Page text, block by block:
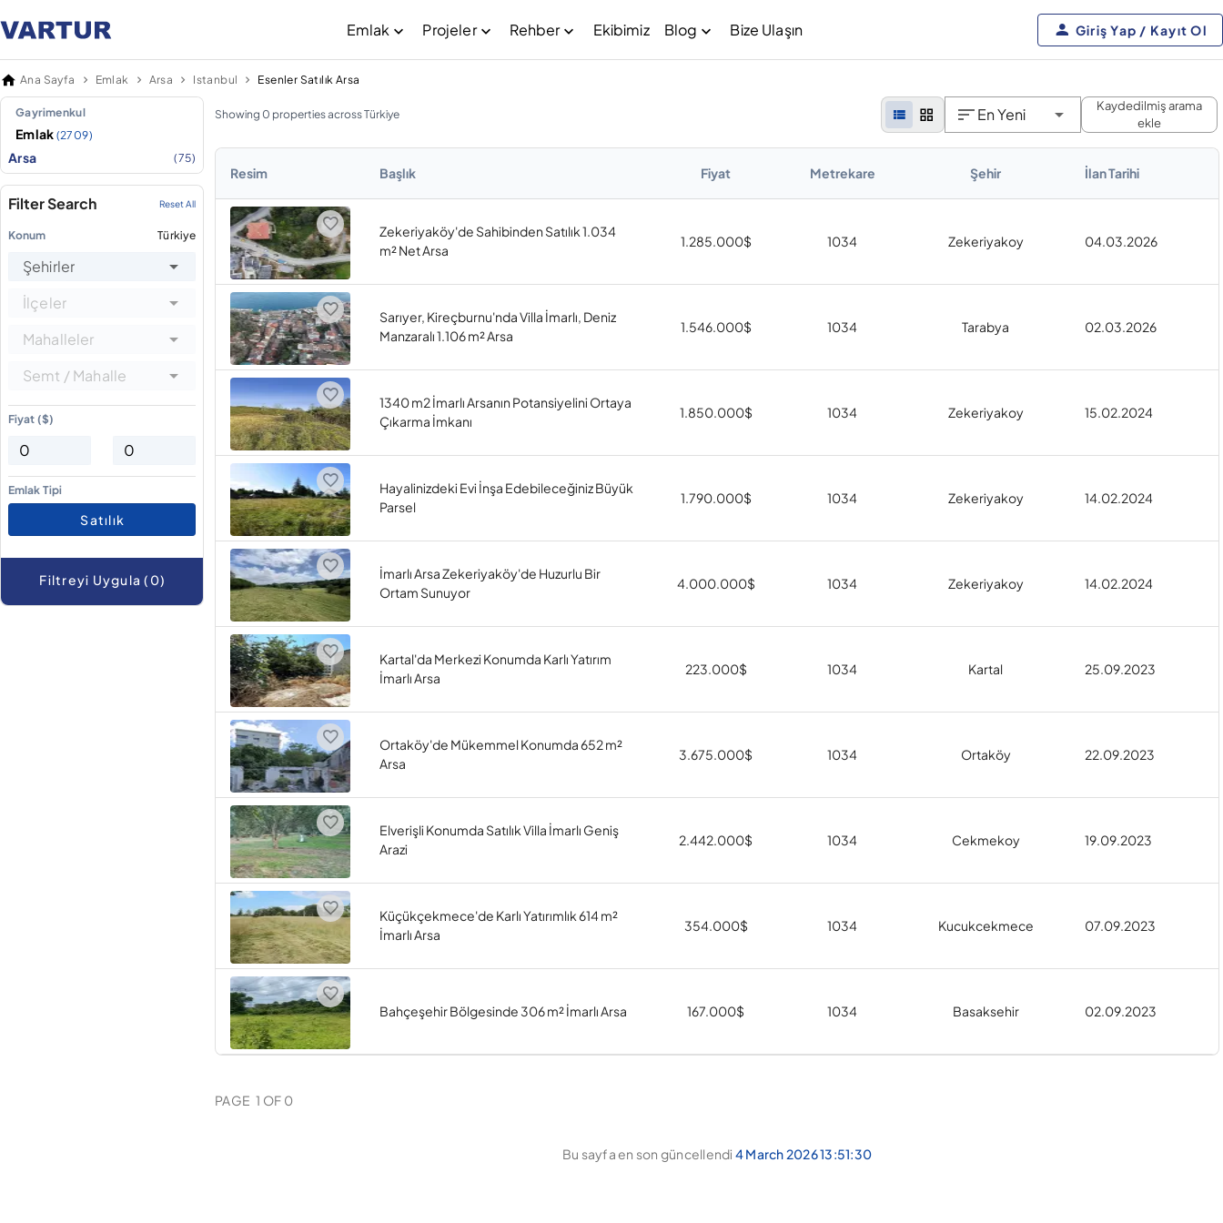
Emlak Projeler Rehber Ekibimiz Blog Bize Ulaşın Giriş Yap / Kayıt Ol
Ana Sayfa Emlak Arsa Istanbul Esenler Satılık Arsa
Gayrimenkul
Emlak (2709)
Arsa (75)
Filter Search Reset All
Konum Türkiye
Şehirler
İlçeler
Mahalleler
Semt / Mahalle
Fiyat ($)
Emlak Tipi
Satılık
Filtreyi Uygula (0)
Showing 0 properties across Türkiye En Yeni
Kaydedilmiş arama
ekle
Resim Başlık Fiyat Metrekare Şehir İlan Tarihi
Zekeriyaköy'de Sahibinden Satılık 1.034
m² Net Arsa
1.285.000$ 1034 Zekeriyakoy 04.03.2026
Sarıyer, Kireçburnu'nda Villa İmarlı, Deniz
Manzaralı 1.106 m² Arsa
1.546.000$ 1034 Tarabya 02.03.2026
1340 m2 İmarlı Arsanın Potansiyelini Ortaya
Çıkarma İmkanı
1.850.000$ 1034 Zekeriyakoy 15.02.2024
Hayalinizdeki Evi İnşa Edebileceğiniz Büyük
Parsel
1.790.000$ 1034 Zekeriyakoy 14.02.2024
İmarlı Arsa Zekeriyaköy'de Huzurlu Bir
Ortam Sunuyor
4.000.000$ 1034 Zekeriyakoy 14.02.2024
Kartal'da Merkezi Konumda Karlı Yatırım
İmarlı Arsa
223.000$ 1034 Kartal 25.09.2023
Ortaköy'de Mükemmel Konumda 652 m²
Arsa
3.675.000$ 1034 Ortaköy 22.09.2023
Elverişli Konumda Satılık Villa İmarlı Geniş
Arazi
2.442.000$ 1034 Cekmekoy 19.09.2023
Küçükçekmece'de Karlı Yatırımlık 614 m²
İmarlı Arsa
354.000$ 1034 Kucukcekmece 07.09.2023
Bahçeşehir Bölgesinde 306 m² İmarlı Arsa 167.000$ 1034 Basaksehir 02.09.2023
PAGE 1 OF 0
Bu sayfa en son güncellendi 4 March 2026 13:51:30